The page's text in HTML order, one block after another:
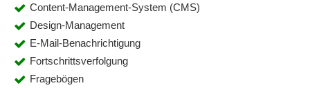
Content-Management-System (CMS)
Design-Management
E-Mail-Benachrichtigung
Fortschrittsverfolgung
Fragebögen